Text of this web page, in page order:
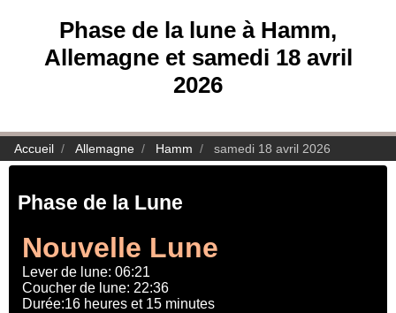
Phase de la lune à Hamm,
Allemagne et samedi 18 avril
2026
Accueil Allemagne Hamm samedi 18 avril 2026
Phase de la Lune
Nouvelle Lune
Lever de lune: 06:21
Coucher de lune: 22:36
Durée:16 heures et 15 minutes